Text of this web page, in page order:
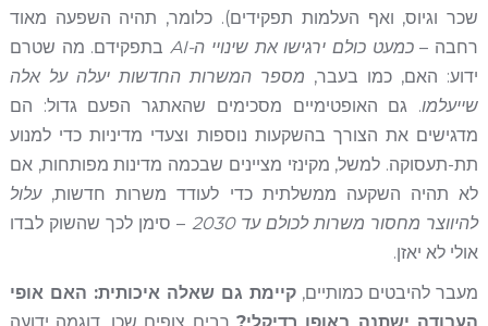
שכר וגיוס, ואף העלמות תפקידים). כלומר, תהיה השפעה מאוד
רחבה –כמעט כולם ירגישו את שינויי ה-AI
בתפקידם. מה שטרם
ידוע: האם, כמו בעבר, מספר המשרות החדשות יעלה על אלה
שייעלמו. גם האופטימיים מסכימים שהאתגר הפעם גדול: הם
מדגישים את הצורך בהשקעות נוספות וצעדי מדיניות כדי למנוע
תת-תעסוקה. למשל, מקינזי מציינים שבכמה מדינות מפותחות, אם
לא תהיה השקעה ממשלתית כדי לעודד משרות חדשות,עלול
להיווצר מחסור משרות לכולם עד 2030
– סימן לכך שהשוק לבדו
אולי לא יאזן.
מעבר להיבטים כמותיים, קיימת גם שאלה איכותית: האם אופי